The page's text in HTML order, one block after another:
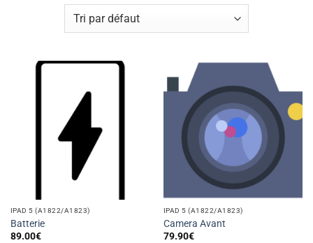
IPAD 5 (A1822/A1823)
Batterie
89.00€
IPAD 5 (A1822/A1823)
Camera Avant
79.90€